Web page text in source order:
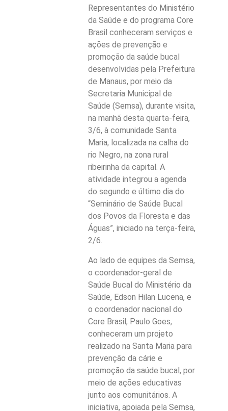
Representantes do Ministério
da Saúde e do programa Core
Brasil conheceram serviços e
ações de prevenção e
promoção da saúde bucal
desenvolvidas pela Prefeitura
de Manaus, por meio da
Secretaria Municipal de
Saúde (Semsa), durante visita,
na manhã desta quarta-feira,
3/6, à comunidade Santa
Maria, localizada na calha do
rio Negro, na zona rural
ribeirinha da capital. A
atividade integrou a agenda
do segundo e último dia do
“Seminário de Saúde Bucal
dos Povos da Floresta e das
Águas”, iniciado na terça-feira,
2/6.
Ao lado de equipes da Semsa,
o coordenador-geral de
Saúde Bucal do Ministério da
Saúde, Edson Hilan Lucena, e
o coordenador nacional do
Core Brasil, Paulo Goes,
conheceram um projeto
realizado na Santa Maria para
prevenção da cárie e
promoção da saúde bucal, por
meio de ações educativas
junto aos comunitários. A
iniciativa, apoiada pela Semsa,